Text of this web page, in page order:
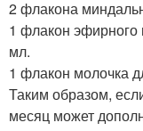
2 флакона
1 флакон эфирного
мл.
1 флакон молочка
Таким образом,
месяц может